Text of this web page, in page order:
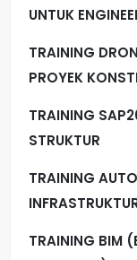
UNTUK
TRAINING
PROYEK
TRAINING
STRUKTUR
TRAINING
TRAINING BIM